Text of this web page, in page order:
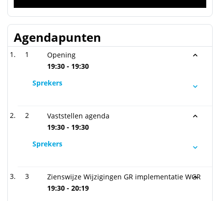
Agendapunten
1
Opening
19:30 - 19:30
Sprekers
2
Vaststellen agenda
19:30 - 19:30
Sprekers
3
Zienswijze Wijzigingen GR implementatie WGR
19:30 - 20:19